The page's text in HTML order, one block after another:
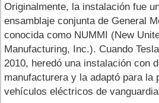
Originalmente, la instalación fue
ensamblaje conjunta de General
conocida como NUMMI (New
Manufacturing, Inc.). Cuando
2010, heredó una instalación con
manufacturera y la adaptó para la
vehículos eléctricos de